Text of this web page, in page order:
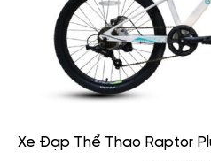
Xe Đạp Thể Thao Raptor